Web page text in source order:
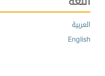
العربية
English